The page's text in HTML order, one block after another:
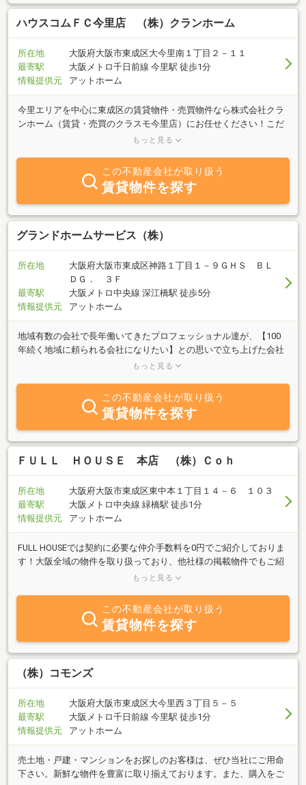
まであなたの住まいの主治医みっけ！メールアドレス：kansai-
j@sky.plala.or.jp
ハウスコムＦＣ今里店 （株）クランホーム
所在地
大阪府大阪市東成区大今里南１丁目２－１１
最寄駅
大阪メトロ千日前線 今里駅 徒歩1分
情報提供元
アットホーム
今里エリアを中心に東成区の賃貸物件・売買物件なら株式会社クラ
ンホーム（賃貸・売買のクラスモ今里店）にお任せください！こだ
わりのペット可物件や新築・築浅物件、分譲賃貸・売買など幅広く
もっと見る
この不動産会社が取り扱う
賃貸物件を探す
グランドホームサービス（株）
所在地
大阪府大阪市東成区神路１丁目１－９ＧＨＳ ＢＬ
ＤＧ． ３Ｆ
最寄駅
大阪メトロ中央線 深江橋駅 徒歩5分
情報提供元
アットホーム
地域有数の会社で長年働いてきたプロフェッショナル達が、【100
年続く地域に頼られる会社になりたい】との思いで立ち上げた会社
です。『今まで培ってきた経験』と『豊富な情報量』、そして『フ
まで、『お客様の暮らし方』のご提案をさせていただきます。駅近
物件、築浅物件、リビングが広い物件など幅広く取り揃えていま
す。不動産売買物件のご紹介・不動産買取事業・賃貸物件の管理・
リフォーム工事・相続に関するご相談等々幅広く取り扱っておりま
すので、お気軽にお問い合わせください。
もっと見る
この不動産会社が取り扱う
賃貸物件を探す
ＦＵＬＬ ＨＯＵＳＥ 本店 （株）Ｃｏｈ
所在地
大阪府大阪市東成区東中本１丁目１４－６ １０３
最寄駅
大阪メトロ中央線 緑橋駅 徒歩1分
情報提供元
アットホーム
FULL HOUSEでは契約に必要な仲介手数料を0円でご紹介しておりま
す！大阪全域の物件を取り扱っており、他社様の掲載物件でもご紹
介可能でございます♪当店は、中央線「緑橋」駅から徒歩１分と分
来る限り抑えたい」「保証人なしの物件物件を探している」「お洒
落なお部屋を探している」など、何でもご相談下さい。お客様にと
って大切なお部屋を誠心誠意ご納得していただくまでスタッフ一
同、全力でお探しさせていただきます。お部屋探しはFULL HOUSE
へ是非お声掛けくださいませ！
もっと見る
この不動産会社が取り扱う
賃貸物件を探す
（株）コモンズ
所在地
大阪府大阪市東成区大今里西３丁目５－５
最寄駅
大阪メトロ千日前線 今里駅 徒歩1分
情報提供元
アットホーム
売土地・戸建・マンションをお探しのお客様は、ぜひ当社にご用命
下さい。新鮮な物件を豊富に取り揃えております。また、購入をご